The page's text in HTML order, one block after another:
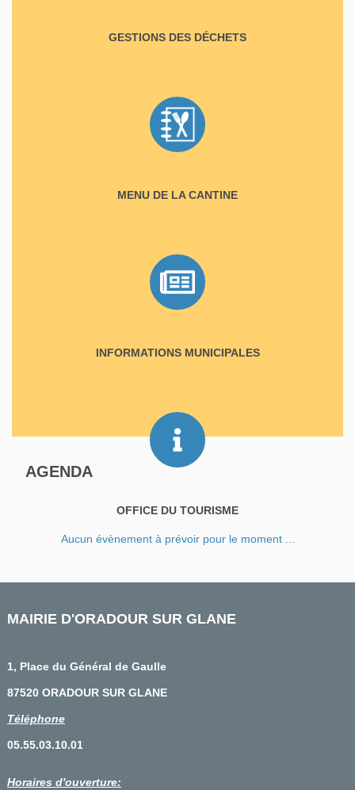
GESTIONS DES DÉCHETS
MENU DE LA CANTINE
INFORMATIONS MUNICIPALES
OFFICE DU TOURISME
AGENDA
Aucun évènement à prévoir pour le moment ...
MAIRIE D'ORADOUR SUR GLANE
1, Place du Général de Gaulle
87520 ORADOUR SUR GLANE
Téléphone
05.55.03.10.01
Horaires d'ouverture: